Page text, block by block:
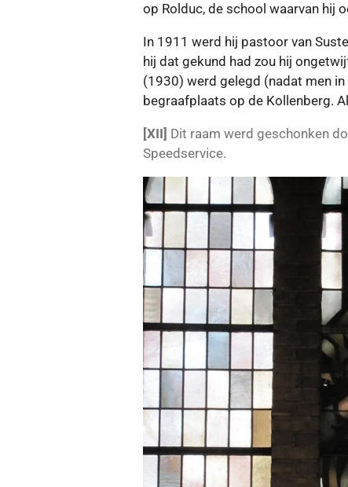
op Rolduc, de school waarvan hij
In 1911 werd hij pastoor van
hij dat gekund had zou hij
(1930) werd gelegd (nadat men
begraafplaats op de Kollenberg.
[XII] Dit raam werd geschonken
Speedservice.